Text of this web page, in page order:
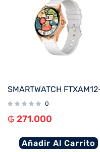
0
₲ 271.000
Añadir Al Carrito